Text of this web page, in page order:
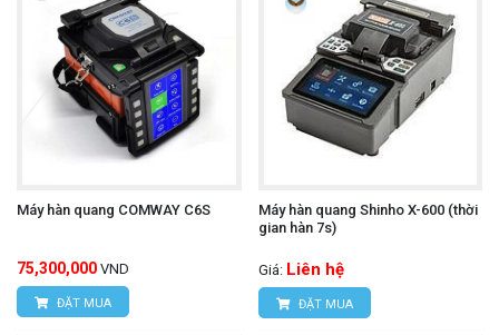
Máy hàn quang COMWAY C6S
75,300,000 VND
ĐẶT MUA
Máy hàn quang Shinho X-600 (thời
gian hàn 7s)
Giá: Liên hệ
ĐẶT MUA